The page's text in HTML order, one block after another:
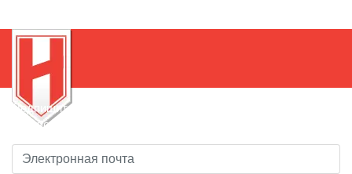
Подпишитесь на нашу рассылку, чтобы быть в курсе
новинок!